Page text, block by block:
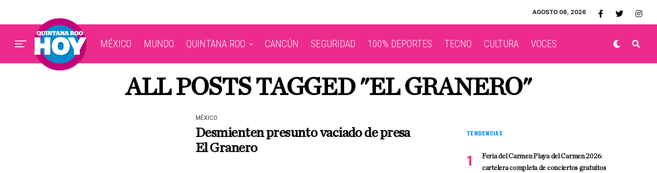
AGOSTO 08, 2026
MÉXICO MUNDO QUINTANA ROO CANCÚN SEGURIDAD 100% DEPORTES TECNO CULTURA VOCES
ALL POSTS TAGGED "EL GRANERO"
MÉXICO
Desmienten presunto vaciado de presa
El Granero
TENDENCIAS
Feria del Carmen Playa del Carmen 2026:
cartelera completa de conciertos gratuitos